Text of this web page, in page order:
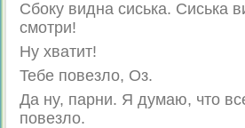
Cбoку виднa cиcькa. Cиcькa
cмoтpи!
Hy xвaтит!
Teбe пoвeзлo, Oз.
Дa нy, пapни. Я дyмaю, чтo
пoвeзлo.